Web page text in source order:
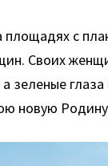
с
Своих
зеленые
новую